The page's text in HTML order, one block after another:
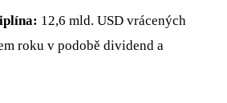
12,6 mld. USD vrácených
roku v podobě dividend a